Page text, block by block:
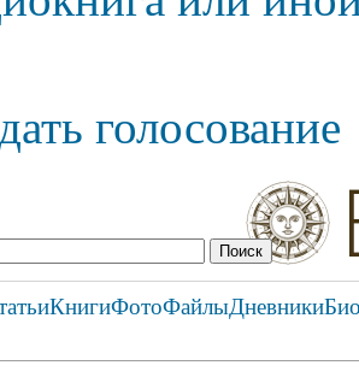
голосование
КнигиФотоФайлыДневники